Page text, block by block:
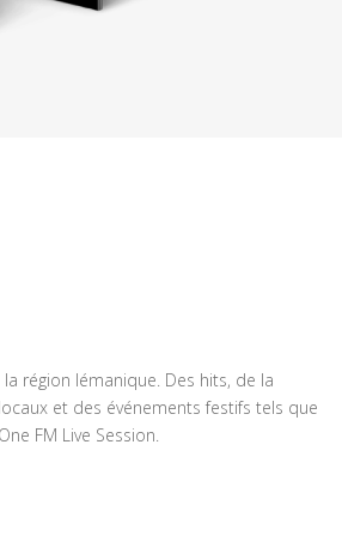
région lémanique. Des hits, de la
et des événements festifs tels que
FM Live Session.